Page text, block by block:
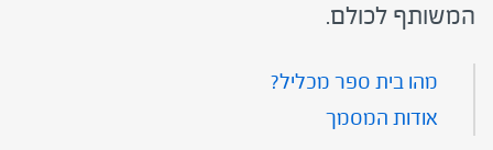
המשותף לכולם.
מהו בית ספר מכליל?
אודות המסמך